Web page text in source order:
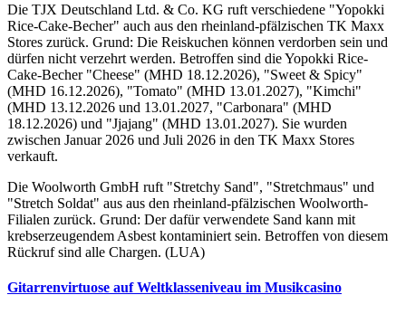
Die TJX Deutschland Ltd. & Co. KG ruft verschiedene "Yopokki
Rice-Cake-Becher" auch aus den rheinland-pfälzischen TK Maxx
Stores zurück. Grund: Die Reiskuchen können verdorben sein und
dürfen nicht verzehrt werden. Betroffen sind die Yopokki Rice-
Cake-Becher "Cheese" (MHD 18.12.2026), "Sweet & Spicy"
(MHD 16.12.2026), "Tomato" (MHD 13.01.2027), "Kimchi"
(MHD 13.12.2026 und 13.01.2027, "Carbonara" (MHD
18.12.2026) und "Jjajang" (MHD 13.01.2027). Sie wurden
zwischen Januar 2026 und Juli 2026 in den TK Maxx Stores
verkauft.
Die Woolworth GmbH ruft "Stretchy Sand", "Stretchmaus" und
"Stretch Soldat" aus aus den rheinland-pfälzischen Woolworth-
Filialen zurück. Grund: Der dafür verwendete Sand kann mit
krebserzeugendem Asbest kontaminiert sein. Betroffen von diesem
Rückruf sind alle Chargen. (LUA)
Gitarrenvirtuose auf Weltklasseniveau im Musikcasino